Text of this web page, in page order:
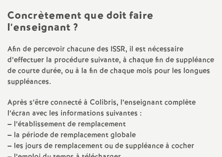
é
a
n
Concrètement que doit faire
l’enseignant ?
Afin de percevoir chacune des ISSR, il est nécessaire
d’effectuer la procédure suivante, à chaque fin de suppléance
de courte durée, ou à la fin de chaque mois pour les longues
suppléances.
Après s’être connecté à Colibris, l’enseignant complète
l’écran avec les informations suivantes :
– l’établissement de remplacement
– la période de remplacement globale
– les jours de remplacement ou de suppléance à cocher